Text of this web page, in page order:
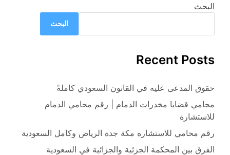
البحث
البحث
Recent Posts
حقوق المدعى عليه في القانون السعودي كاملةً
محامي قضايا مخدرات الدمام | رقم محامي الدمام
للاستشارة
رقم محامي للاستشاره مكة جدة الرياض وكامل السعودية
الفرق بين المحكمة الجزئية والجزائية في السعودية